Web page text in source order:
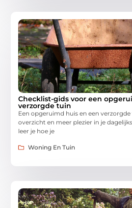
Checklist-gids voor een
verzorgde tuin
Een opgeruimd huis en een
overzicht en meer plezier in je
leer je hoe je
Woning En Tuin